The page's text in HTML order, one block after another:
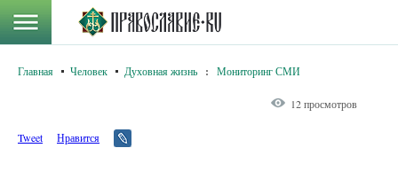
Главная Человек Духовная жизнь : Мониторинг СМИ
12 просмотров
Tweet Нравится